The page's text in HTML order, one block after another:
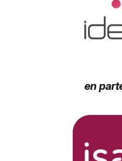
en